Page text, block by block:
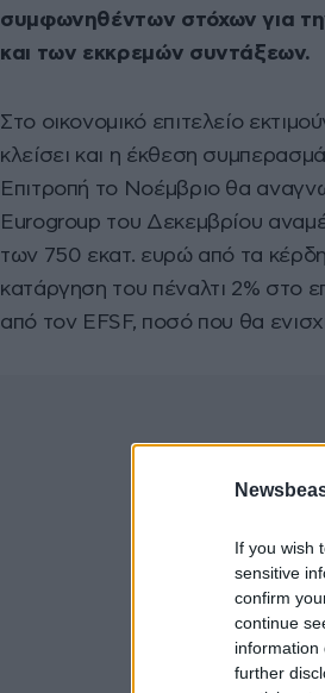
If you wish
sensitive
confirm
continue
information
further
συμφωνηθέντων στόχων για
και των εκκρεμών συντάξεων.
Στο οικονομικό επιτελείο
κλείσει και η έκθεση
Επιτροπή το Νοέμβριο θα
Eurogroup του Δεκεμβρίου
των 750 εκατ. ευρώ από τα
κατάργηση του πέναλτι 2% στο
από τον EFSF, ποσό που θα